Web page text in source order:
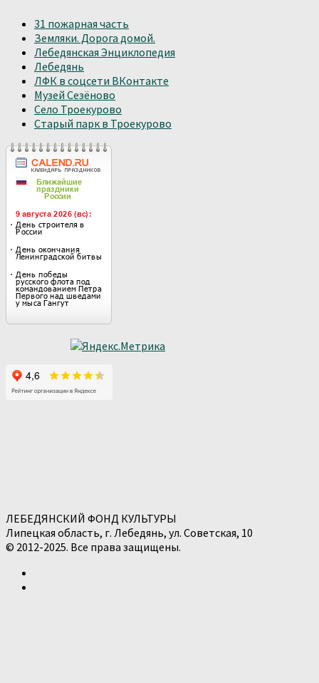
31 пожарная часть
Земляки. Дорога домой.
Лебедянская Энциклопедия
Лебедянь
ЛФК в соцсети ВКонтакте
Музей Сезёново
Село Троекурово
Старый парк в Троекурово
ЛЕБЕДЯНСКИЙ ФОНД КУЛЬТУРЫ
Липецкая область, г. Лебедянь, ул. Советская, 10
© 2012-2025. Все права защищены.